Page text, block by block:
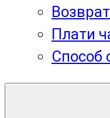
Плати
Способ